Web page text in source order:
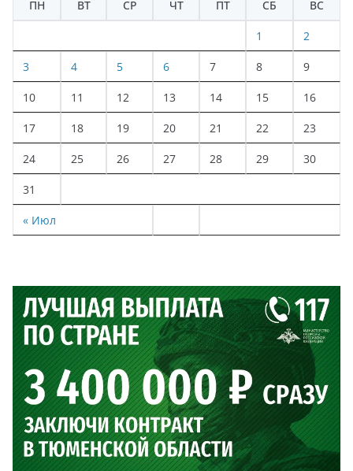
ПН
ВТ СР ЧТ ПТ СБ ВС
« Июл
1 2
3 4 5 6 7 8 9
10 11 12 13 14 15 16
17 18 19 20 21 22 23
24 25 26 27 28 29 30
31